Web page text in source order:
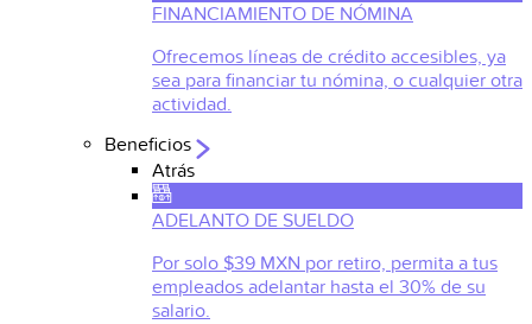
FINANCIAMIENTO DE NÓMINA
Ofrecemos líneas de crédito accesibles, ya
sea para financiar tu nómina, o cualquier otra
actividad.
Beneficios
Atrás
ADELANTO DE SUELDO
Por solo $39 MXN por retiro, permita a tus
empleados adelantar hasta el 30% de su
salario.